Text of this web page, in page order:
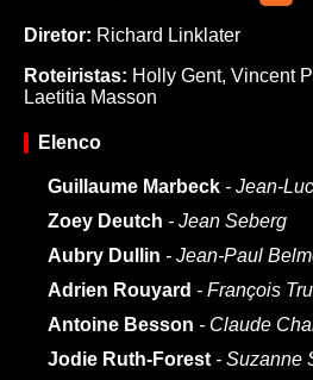
Diretor: Richard Linklater
Roteiristas: Holly Gent, Vincent
Laetitia Masson
Elenco
Guillaume Marbeck - Jean-
Zoey Deutch - Jean Seberg
Aubry Dullin - Jean-Paul
Adrien Rouyard - François
Antoine Besson - Claude
Jodie Ruth-Forest - Suzanne